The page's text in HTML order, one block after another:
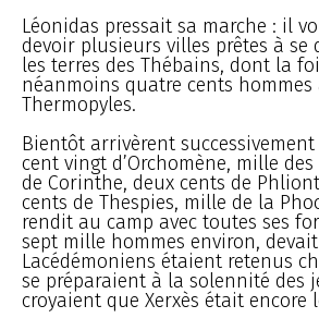
Léonidas pressait sa marche : il
devoir plusieurs villes prêtes à se
les terres des Thébains, dont la
néanmoins quatre cents
Thermopyles.
Bientôt arrivèrent
cent vingt d’Orchomène, mille
de Corinthe, deux cents de
cents de Thespies, mille de la
rendit au camp avec toutes ses
sept mille hommes environ, devait
Lacédémoniens étaient retenus
se préparaient à la solennité des
croyaient que Xerxès était encore